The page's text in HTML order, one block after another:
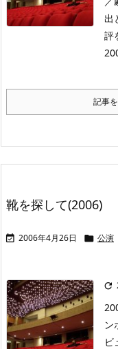
出
評
記事
靴を探して(2006)
 2006年4月26日  公演

ン
ビ